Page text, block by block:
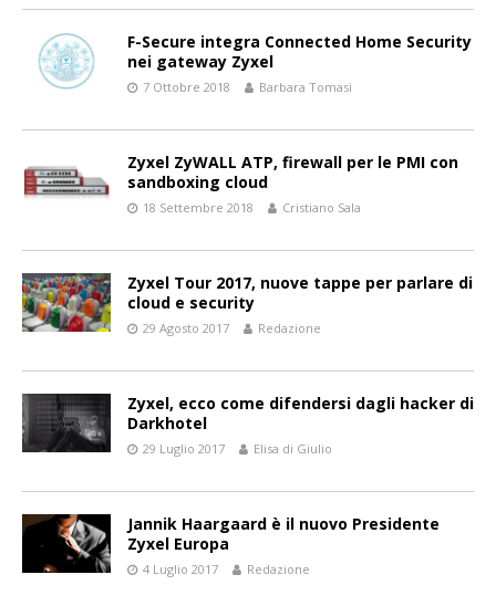
F-Secure integra Connected Home Security
nei gateway Zyxel
7 Ottobre 2018 Barbara Tomasi
Zyxel ZyWALL ATP, firewall per le PMI con
sandboxing cloud
18 Settembre 2018 Cristiano Sala
Zyxel Tour 2017, nuove tappe per parlare di
cloud e security
29 Agosto 2017 Redazione
Zyxel, ecco come difendersi dagli hacker di
Darkhotel
29 Luglio 2017 Elisa di Giulio
Jannik Haargaard è il nuovo Presidente
Zyxel Europa
4 Luglio 2017 Redazione